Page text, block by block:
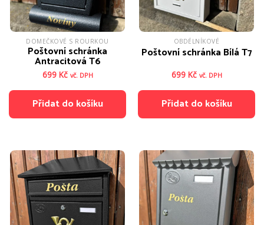
DOMEČKOVÉ S ROURKOU
Poštovní schránka
Antracitová T6
699 Kč vč. DPH
Přidat do košíku
OBDÉLNÍKOVÉ
Poštovní schránka Bílá T7
699 Kč vč. DPH
Přidat do košíku